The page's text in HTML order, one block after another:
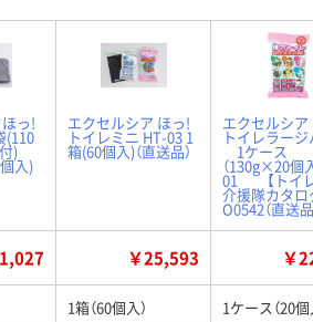
っ!
(110
)
入)
エクセルシア ほっ!
トイレミニ HT-03 1
箱(60個入)（直送品）
エクセルシア
トイレラー
1ケース
（130g×20個
01 【トイレ
介援隊カタロ
O0542（直送品
￥25,593 ￥
1箱（60個入） 1ケース（20個